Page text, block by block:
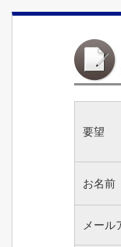
要望
お名前
メール